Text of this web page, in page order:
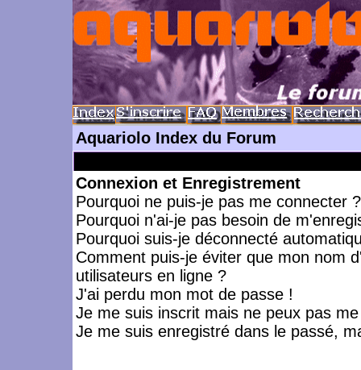
Aquariolo Index du Forum
Connexion et Enregistrement
Pourquoi ne puis-je pas me connecter ?
Pourquoi n'ai-je pas besoin de
Pourquoi suis-je déconnecté
Comment puis-je éviter que mon nom
utilisateurs en ligne ?
J'ai perdu mon mot de passe !
Je me suis inscrit mais ne peux pas
Je me suis enregistré dans le passé,